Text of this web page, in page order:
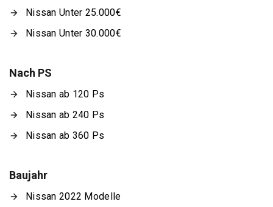
Nissan Unter 25.000€
Nissan Unter 30.000€
Nach PS
Nissan ab 120 Ps
Nissan ab 240 Ps
Nissan ab 360 Ps
Baujahr
Nissan 2022 Modelle